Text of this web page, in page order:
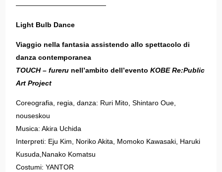
—————————————
Light Bulb Dance
Viaggio nella fantasia assistendo allo spettacolo di
danza contemporanea
TOUCH – fureru nell’ambito dell’evento KOBE Re:Public
Art Project
Coreografia, regia, danza: Ruri Mito, Shintaro Oue,
nouseskou
Musica: Akira Uchida
Interpreti: Eju Kim, Noriko Akita, Momoko Kawasaki, Haruki
Kusuda,Nanako Komatsu
Costumi: YANTOR